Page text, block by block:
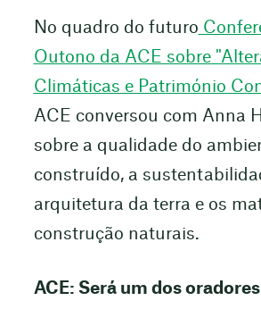
No quadro do futuro
Outono da ACE sobre
Climáticas e Património
ACE conversou com Anna
sobre a qualidade do
construído, a
arquitetura da terra e os
construção naturais.
ACE: Será um dos